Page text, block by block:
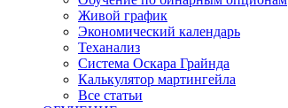
Живой график
Экономический календарь
Теханализ
Система Оскара Грайнда
Калькулятор мартингейла
Все статьи